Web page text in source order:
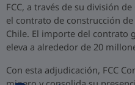
FCC, a través de su división
el contrato de construcción
Chile. El importe del contrato
eleva a alrededor de 20
Con esta adjudicación, FCC